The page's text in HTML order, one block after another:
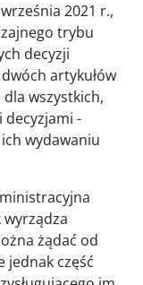
2021 r.,
trybu
decyzji
artykułów
wszystkich,
-
wydawaniu
żądać od
jednak część